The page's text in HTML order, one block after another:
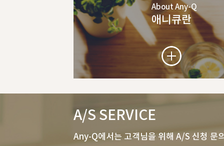
About Any-Q
애니큐란
A/S SERVICE
Any-Q에서는 고객님을 위해 A/S 신청 문